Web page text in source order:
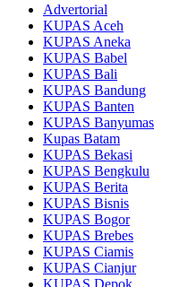
Advertorial
KUPAS Aceh
KUPAS Aneka
KUPAS Babel
KUPAS Bali
KUPAS Bandung
KUPAS Banten
KUPAS Banyumas
Kupas Batam
KUPAS Bekasi
KUPAS Bengkulu
KUPAS Berita
KUPAS Bisnis
KUPAS Bogor
KUPAS Brebes
KUPAS Ciamis
KUPAS Cianjur
KUPAS Depok